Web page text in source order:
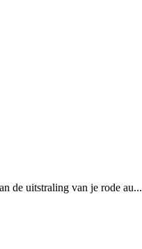
de uitstraling van je rode au...